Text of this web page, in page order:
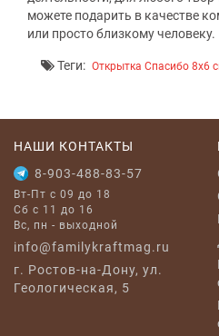
можете подарить в качестве
или просто близкому человеку.
Теги: Открытка Спасибо 8x6
НАШИ КОНТАКТЫ
8-903-488-83-57
Вт-Пт с 09 до 18
Сб с 11 до 16
Вс, пн - выходной
info@familykraftmag.ru
г. Ростов-на-Дону, ул.
Геологическая, 5